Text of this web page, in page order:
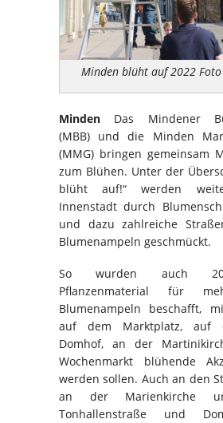
Minden blüht auf 2022 Foto
Minden Das Mindener
(MBB) und die Minden
(MMG) bringen gemeinsam
zum Blühen. Unter der
blüht auf!“ werden
Innenstadt durch
und dazu zahlreiche
Blumenampeln geschmückt.
So wurden auch
Pflanzenmaterial für
Blumenampeln beschafft,
auf dem Marktplatz, auf
Domhof, an der
Wochenmarkt blühende
werden sollen. Auch an den
an der Marienkirche
Tonhallenstraße und